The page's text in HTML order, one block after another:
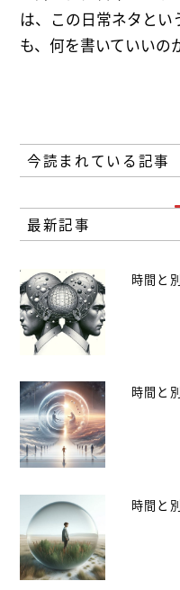
は、この日常ネタと
も、何を書いていいの
今読まれている記事
最新記事
時間と
時間と
時間と